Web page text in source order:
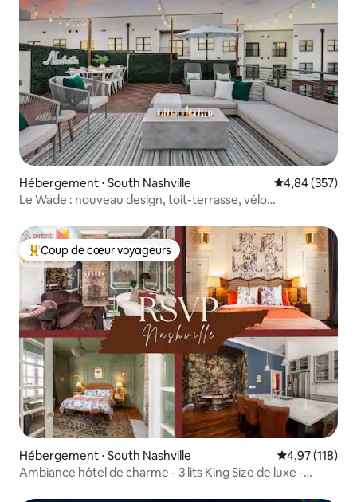
Hébergement ⋅ South Nashville Évaluation
4,84 (357)
Le Wade : nouveau design, toit-terrasse, vélo
Coups de cœur voyageurs les plus appréciés
Coup de cœur voyageurs
Hébergement ⋅ South Nashville Évaluation
4,97 (118)
Ambiance hôtel de charme - 3 lits King Size de luxe -